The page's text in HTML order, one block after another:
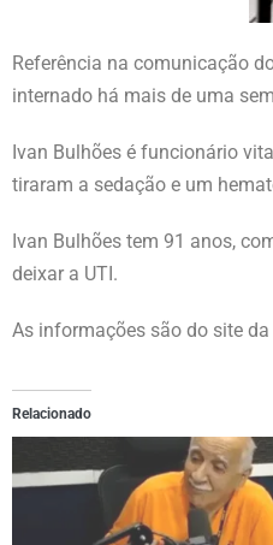
Referência na comunicação
internado há mais de uma
Ivan Bulhões é funcionário
tiraram a sedação e um
Ivan Bulhões tem 91 anos,
deixar a UTI.
As informações são do site da
Relacionado